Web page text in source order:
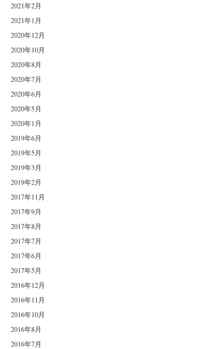
2021年2月
2021年1月
2020年12月
2020年10月
2020年8月
2020年7月
2020年6月
2020年5月
2020年1月
2019年6月
2019年5月
2019年3月
2019年2月
2017年11月
2017年9月
2017年8月
2017年7月
2017年6月
2017年5月
2016年12月
2016年11月
2016年10月
2016年8月
2016年7月